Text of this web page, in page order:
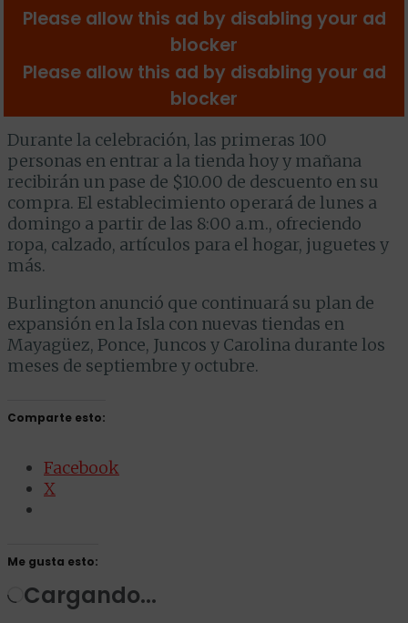
Durante la celebración, las primeras 100
personas en entrar a la tienda hoy y mañana
recibirán un pase de $10.00 de descuento en su
compra. El establecimiento operará de lunes a
domingo a partir de las 8:00 a.m., ofreciendo
ropa, calzado, artículos para el hogar, juguetes y
más.
Burlington anunció que continuará su plan de
expansión en la Isla con nuevas tiendas en
Mayagüez, Ponce, Juncos y Carolina durante los
meses de septiembre y octubre.
Comparte esto:
Facebook
X
Me gusta esto:
Cargando...